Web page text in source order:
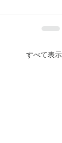
すべて表示